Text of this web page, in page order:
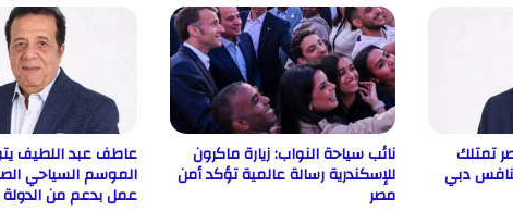
تمتلك
دبي
نائب سياحة النواب: زيارة ماكرون
للإسكندرية رسالة عالمية تؤكد أمن
مصر
عاطف عبد اللطيف
الموسم السياحي
عمل بدعم من